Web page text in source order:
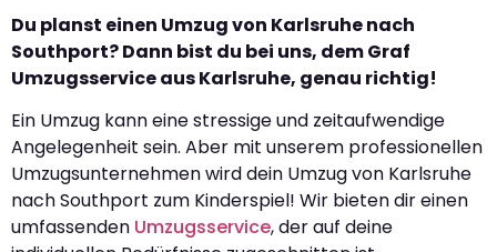
Du planst einen Umzug von Karlsruhe nach
Southport? Dann bist du bei uns, dem Graf
Umzugsservice aus Karlsruhe, genau richtig!
Ein Umzug kann eine stressige und zeitaufwendige
Angelegenheit sein. Aber mit unserem professionellen
Umzugsunternehmen wird dein Umzug von Karlsruhe
nach Southport zum Kinderspiel! Wir bieten dir einen
umfassenden Umzugsservice, der auf deine